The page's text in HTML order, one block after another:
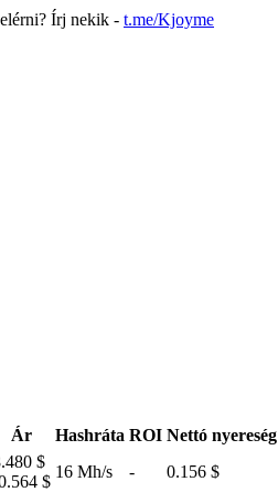
Írj nekik - t.me/Kjoyme
Ár Hashráta ROI Nettó nyereség
$
$
16 Mh/s - 0.156 $